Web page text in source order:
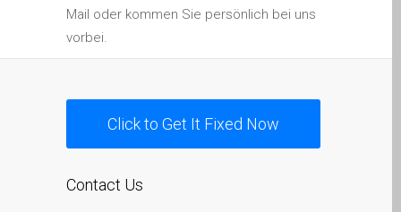
Schnell-Reparatur-Service
Warum vertrauen Mac-
Reparatur mit Ihrem
Mail oder kommen Sie persönlich bei uns
vorbei.
Click to Get It Fixed Now
Contact Us